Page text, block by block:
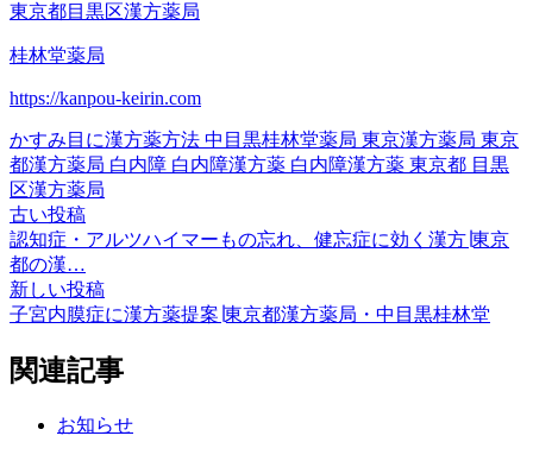
東京都目黒区漢方薬局
桂林堂薬局
https://kanpou-keirin.com
かすみ目に漢方薬方法 中目黒桂林堂薬局 東京漢方薬局 東京
都漢方薬局 白内障 白内障漢方薬 白内障漢方薬 東京都 目黒
区漢方薬局
古い投稿
認知症・アルツハイマーもの忘れ、健忘症に効く漢方∣東京
都の漢…
新しい投稿
子宮内膜症に漢方薬提案∣東京都漢方薬局・中目黒桂林堂
関連記事
お知らせ